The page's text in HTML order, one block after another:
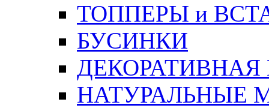
ТОППЕРЫ и
БУСИНКИ
ДЕКОРАТИВНАЯ
НАТУРАЛЬНЫЕ